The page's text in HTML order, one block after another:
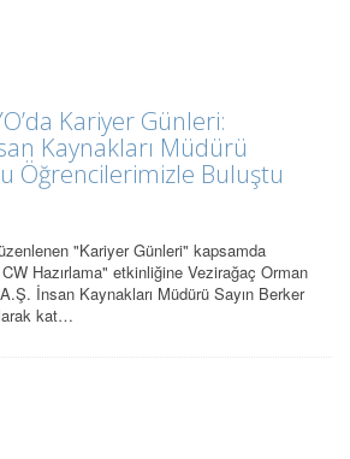
Kariyer Günleri:
Kaynakları Müdürü
Öğrencilerimizle Buluştu
"Kariyer Günleri" kapsamda
Hazırlama" etkinliğine Vezirağaç Orman
İnsan Kaynakları Müdürü Sayın Berker
kat…